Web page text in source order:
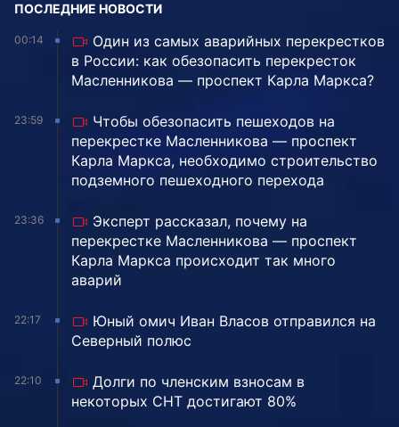
ПОСЛЕДНИЕ НОВОСТИ
00:14
Один из самых аварийных перекрестков
в России: как обезопасить перекресток
Масленникова — проспект Карла Маркса?
23:59
Чтобы обезопасить пешеходов на
перекрестке Масленникова — проспект
Карла Маркса, необходимо строительство
подземного пешеходного перехода
23:36
Эксперт рассказал, почему на
перекрестке Масленникова — проспект
Карла Маркса происходит так много
аварий
22:17
Юный омич Иван Власов отправился на
Северный полюс
22:10
Долги по членским взносам в
некоторых СНТ достигают 80%